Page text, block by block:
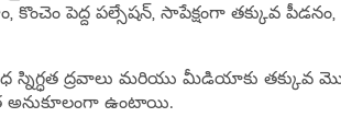
కొంచెం పెద్ద పల్సేషన్, సాపేక్షంగా తక్కువ
స్నిగ్ధత ద్రవాలు మరియు మీడియాకు
ఉంటాయి.